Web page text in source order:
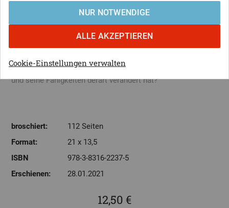
NUR NOTWENDIGE
ALLE AKZEPTIEREN
Cookie-Einstellungen verwalten
schöner sein – wären da nicht einige gravierende Lücken in
Was ist in all der Zeit geschehen, das seine Erinnerungen
und seine Fähigkeiten derart verändert hat?
broschiert:
112 Seiten
Format:
21 x 13,5
ISBN
978-3-8316-2237-5
Erschienen:
28.01.2021
12,50 €